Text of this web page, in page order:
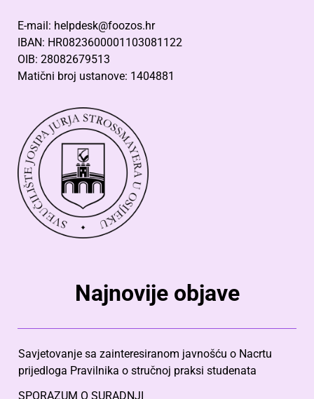
E-mail: helpdesk@foozos.hr
IBAN: HR0823600001103081122
OIB: 28082679513
Matični broj ustanove: 1404881
Najnovije objave
Savjetovanje sa zainteresiranom javnošću o Nacrtu
prijedloga Pravilnika o stručnoj praksi studenata
SPORAZUM O SURADNJI